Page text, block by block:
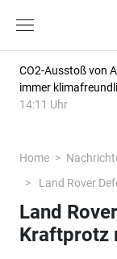
CO2-Ausstoß von
immer
14:11 Uhr
Home
Land Rover
Land
Kraftprotz